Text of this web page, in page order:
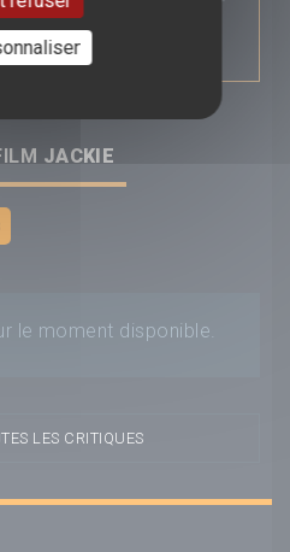
JACKIE
le moment disponible.
LES CRITIQUES